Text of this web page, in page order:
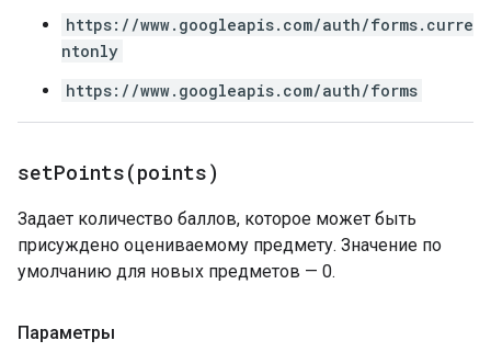
https://www.googleapis.com/auth/forms.curre
ntonly
https://www.googleapis.com/auth/forms
setPoints(points)
Задает количество баллов, которое может быть
присуждено оцениваемому предмету. Значение по
умолчанию для новых предметов — 0.
Параметры